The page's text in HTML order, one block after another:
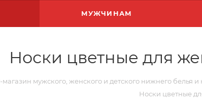
МУЖЧИНАМ
Носки цветные для
мужского, женского и детского нижнего белья и
Носки цветные